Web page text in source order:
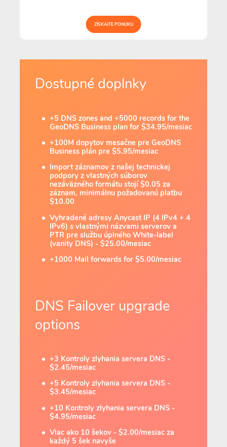
ZÍSKAJTE PONUKU
Dostupné doplnky
+5 DNS zones and +5000 records for the
GeoDNS Business plan for $34.95/mesiac
+100M dopytov mesačne pre GeoDNS
Business plán pre $5.95/mesiac
Import záznamov z našej technickej
podpory z vlastných súborov
nezáväzného formátu stojí $0.05 za
záznam, minimálnu požadovanú platbu
$10.00
Vyhradené adresy Anycast IP (4 IPv4 + 4
IPv6) s vlastnými názvami serverov a
PTR pre službu úplného White-label
(vanity DNS) - $25.00/mesiac
+1000 Mail forwards for $5.00/mesiac
DNS Failover upgrade
options
+3 Kontroly zlyhania servera DNS -
$2.45/mesiac
+5 Kontroly zlyhania servera DNS -
$3.45/mesiac
+10 Kontroly zlyhania servera DNS -
$4.95/mesiac
Viac ako 10 šekov - $2.00/mesiac za
každý 5 šek navyše